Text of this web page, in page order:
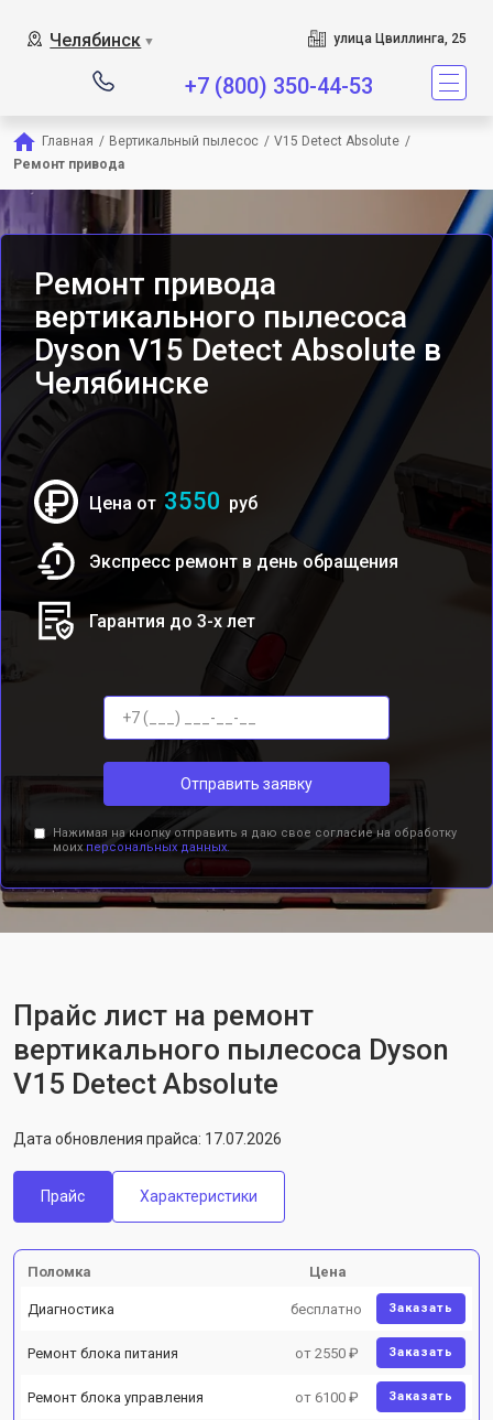
Челябинск ▼ улица Цвиллинга, 25
+7 (800) 350-44-53
Главная / Вертикальный пылесос / V15 Detect Absolute /
Ремонт привода
Ремонт привода
вертикального пылесоса
Dyson V15 Detect Absolute в
Челябинске
Цена от 3550 руб
Экспресс ремонт в день обращения
Гарантия до 3-х лет
Отправить заявку
Нажимая на кнопку отправить я даю свое согласие на обработку
моих персональных данных.
Прайс лист на ремонт
вертикального пылесоса Dyson
V15 Detect Absolute
Дата обновления прайса: 17.07.2026
Прайс Характеристики
Поломка Цена
Диагностика бесплатно Заказать
Ремонт блока питания от 2550 ₽ Заказать
Ремонт блока управления от 6100 ₽ Заказать